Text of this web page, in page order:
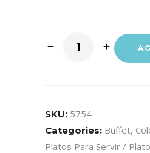
SKU: 5754
Categories: Buffet,
Platos Para Servir /